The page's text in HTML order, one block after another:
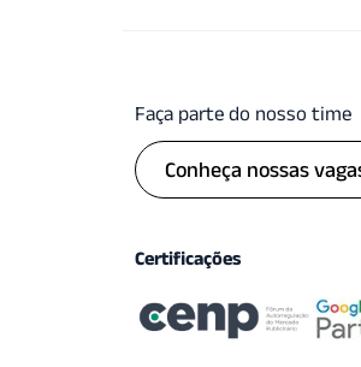
Faça parte do nosso time
Conheça nossas
Certificações